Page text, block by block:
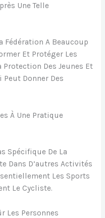
Une Telle
Fédération A Beaucoup
Et Protéger Les
Des Jeunes Et
Donner Des
À Une Pratique
Spécifique De La
Dans D’autres Activités
Les Sports
Le Cycliste.
Les Personnes